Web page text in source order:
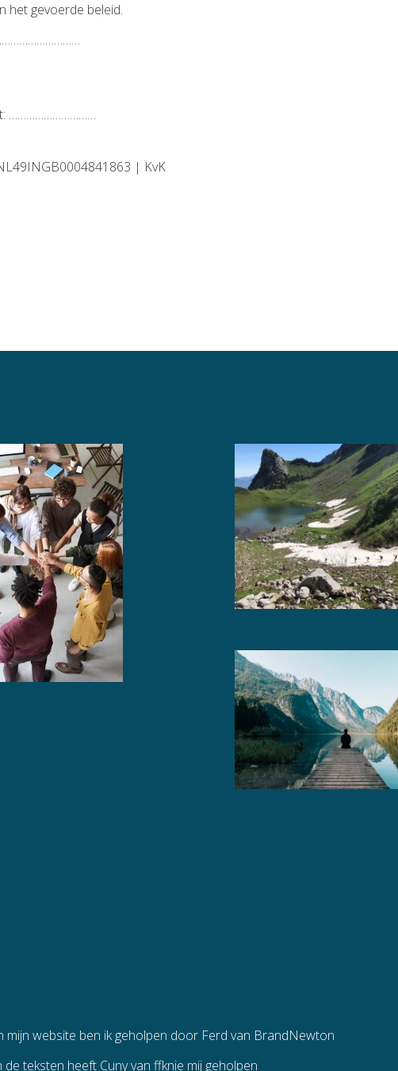
het gevoerde beleid.
…………………………
| KvK
mijn website ben ik geholpen door Ferd van BrandNewton
de teksten heeft Cuny van ffknie mij geholpen